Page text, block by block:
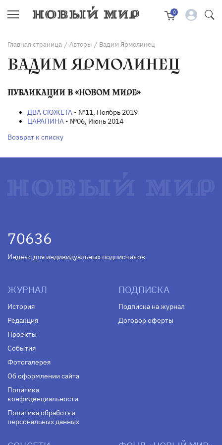
0
Главная страница / Авторы / Вадим Ярмолинец
ВАДИМ ЯРМОЛИНЕЦ
ПУБЛИКАЦИИ В «НОВОМ МИРЕ»
ДВА СЮЖЕТА • №11, Ноябрь 2019
ЦАРАПИНА • №06, Июнь 2014
Возврат к списку
70636
Индекс для индивидуальных подписчиков
ЖУРНАЛ
История
Редакция
Проекты
События
Фотогалерея
Об оформлении сайта
Политика
конфиденциальности
Политика обработки
персональных данных
ПОДПИСКА
Подписка на журнал
Договор оферты